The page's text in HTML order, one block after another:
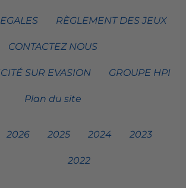
RÈGLEMENT DES JEUX
CONTACTEZ NOUS
SUR EVASION GROUPE HPI
Plan du site
2026 2025 2024 2023
2022